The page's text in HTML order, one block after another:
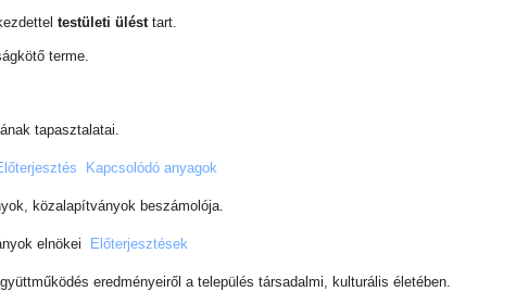
testületi ülésttart.
terme.
tapasztalatai.
Kapcsolódó anyagok
közalapítványok beszámolója.
elnökei Előterjesztések
eredményeiről a település társadalmi, kulturális életében.